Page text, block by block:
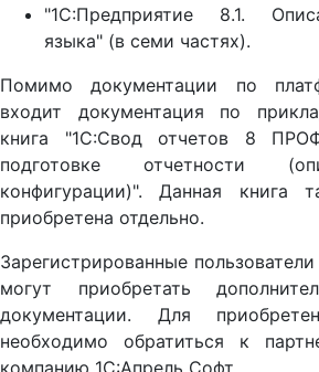
"1С:Предприятие 8.1.
языка" (в семи частях).
Помимо документации по
входит документация по
книга "1С:Свод отчетов 8
подготовке отчетности
конфигурации)". Данная книга
приобретена отдельно.
Зарегистрированные
могут приобретать
документации. Для
необходимо обратиться к